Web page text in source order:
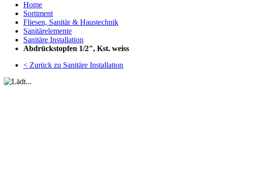
Home
Sortiment
Fliesen, Sanitär & Haustechnik
Sanitärelemente
Sanitäre Installation
Abdrückstopfen 1/2", Kst. weiss
< Zurück zu Sanitäre Installation